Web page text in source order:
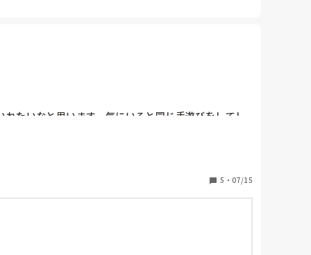
たいなと思います。気にいると同じ手遊びをしてし
5 ・ 07/15